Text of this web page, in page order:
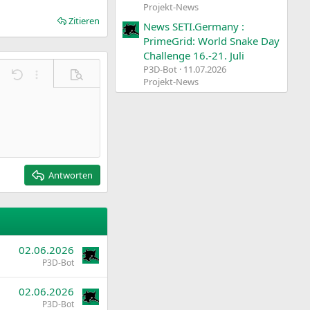
Zitieren
Rückgängig
Weitere Einstellungen…
Vorschau
Antworten
02.06.2026
P3D-Bot
02.06.2026
P3D-Bot
Projekt-News
News SETI.Germany :
PrimeGrid: World Snake Day
Challenge 16.-21. Juli
P3D-Bot 11.07.2026
Projekt-News